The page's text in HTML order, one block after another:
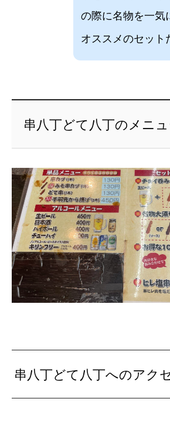
の際に名物を一気
オススメのセット
串八丁どて八丁のメニ
串八丁どて八丁へのアク